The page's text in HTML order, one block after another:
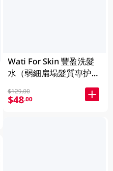
Wati For Skin 豐盈洗髮
水（弱細扁塌髮質專护
$129.00
$48.00